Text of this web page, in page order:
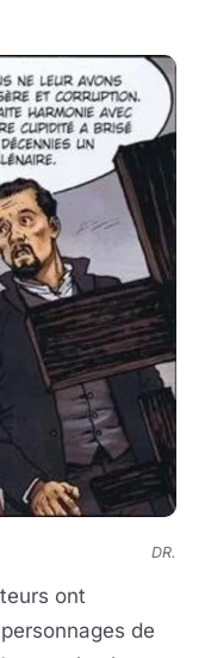
DR.
ont
de